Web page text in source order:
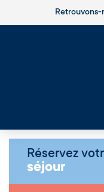
Réservez
séjour